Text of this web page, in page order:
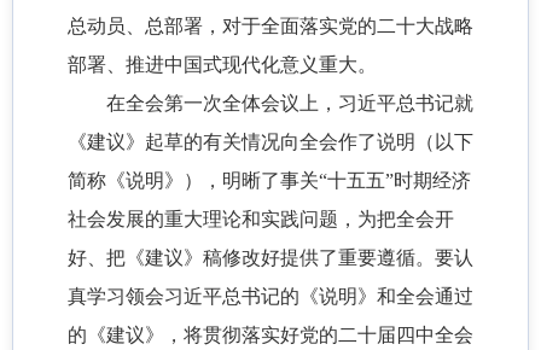
总动员、总部署，对于全面落实党的二十大战略
部署、推进中国式现代化意义重大。
在全会第一次全体会议上，习近平总书记就
《建议》起草的有关情况向全会作了说明（以下
简称《说明》），明晰了事关“十五五”时期经济
社会发展的重大理论和实践问题，为把全会开
好、把《建议》稿修改好提供了重要遵循。要认
真学习领会习近平总书记的《说明》和全会通过
的《建议》，将贯彻落实好党的二十届四中全会